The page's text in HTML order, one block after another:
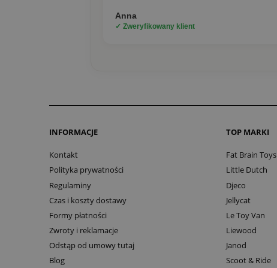
Anna
✓ Zweryfikowany klient
INFORMACJE
Kontakt
Polityka prywatności
Regulaminy
Czas i koszty dostawy
Formy płatności
Zwroty i reklamacje
Odstąp od umowy tutaj
Blog
TOP MARKI
Fat Brain Toys
Little Dutch
Djeco
Jellycat
Le Toy Van
Liewood
Janod
Scoot & Ride